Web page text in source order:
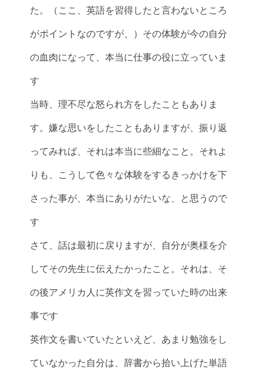
た。（ここ、英語を習得したと言わないところ
がポイントなのですが、）その体験が今の自分
の血肉になって、本当に仕事の役に立っていま
す
当時、理不尽な怒られ方をしたこともありま
す。嫌な思いをしたこともありますが、振り返
ってみれば、それは本当に些細なこと。それよ
りも、こうして色々な体験をするきっかけを下
さった事が、本当にありがたいな、と思うので
す
さて、話は最初に戻りますが、自分が奥様を介
してその先生に伝えたかったこと。それは、そ
の後アメリカ人に英作文を習っていた時の出来
事です
英作文を書いていたといえど、あまり勉強をし
ていなかった自分は、辞書から拾い上げた単語